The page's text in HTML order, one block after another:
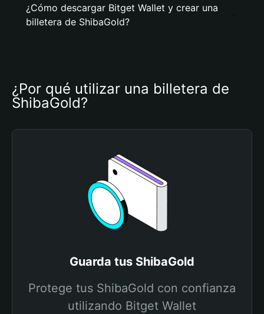
¿Cómo descargar Bitget Wallet y crear una
billetera de ShibaGold?
¿Por qué utilizar una billetera de
ShibaGold?
Guarda tus ShibaGold
Protege tus ShibaGold con confianza
utilizando Bitget Wallet